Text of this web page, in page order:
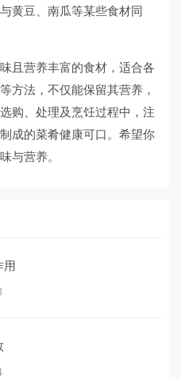
黄豆、南瓜等某些食材同
且营养丰富的食材，适合各
方法，不仅能保留其营养，
购、处理及烹饪过程中，注
成的菜肴健康可口。希望你
与营养。
用